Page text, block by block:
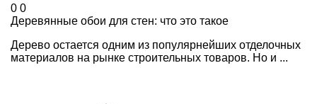
0 0
Деревянные обои для стен: что это такое
Дерево остается одним из популярнейших отделочных
материалов на рынке строительных товаров. Но и ...